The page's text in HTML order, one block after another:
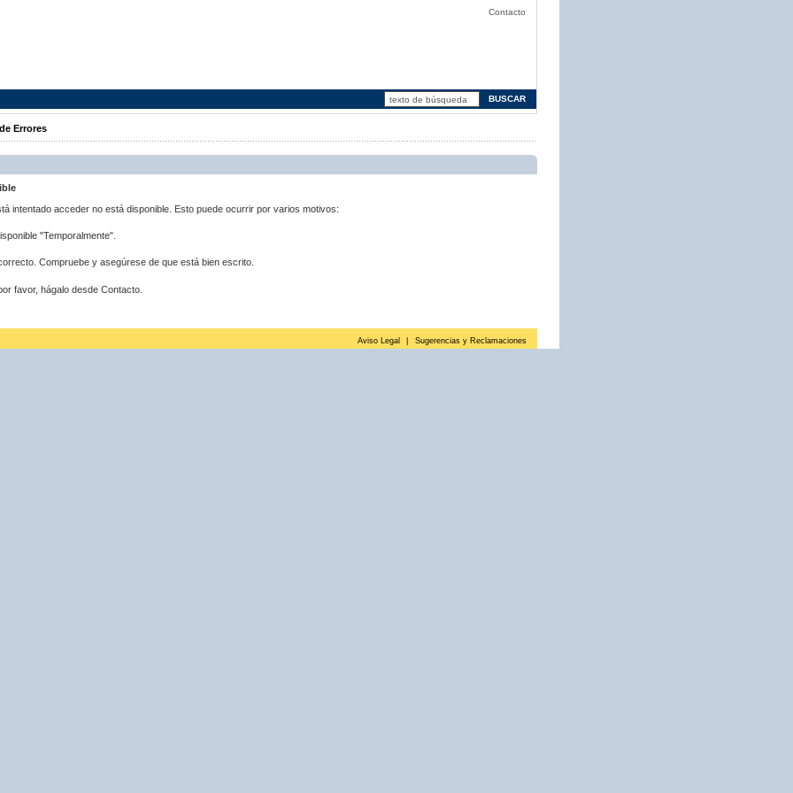
Contacto
Errores
intentado acceder no está disponible. Esto puede ocurrir por varios motivos:
"Temporalmente".
Compruebe y asegúrese de que está bien escrito.
favor, hágalo desde Contacto.
Aviso Legal Sugerencias y Reclamaciones